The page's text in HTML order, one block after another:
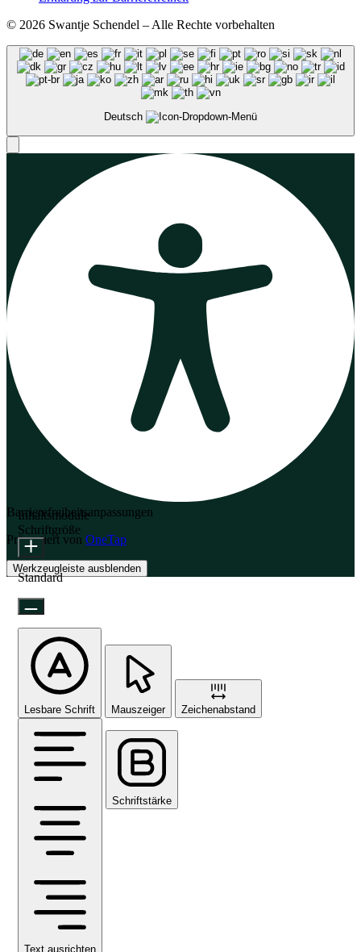
© 2026 Swantje Schendel – Alle Rechte vorbehalten
Deutsch
Barrierefreiheitsanpassungen
Präsentiert von OneTap
Werkzeugleiste ausblenden
Inhaltsmodule
Schriftgröße
Standard
Lesbare Schrift Mauszeiger Zeichenabstand
Text ausrichten
Schriftstärke